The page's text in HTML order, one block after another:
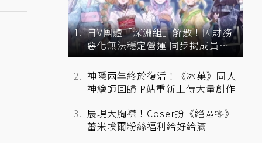
日V團體「深淵組」解散！因財務
惡化無法穩定營運 同步揭成員未
來去向
神隱兩年終於復活！《冰菓》同人
神繪師回歸 P站重新上傳大量創作
展現大胸襟！Coser扮《絕區零》
蕾米埃爾粉絲福利給好給滿